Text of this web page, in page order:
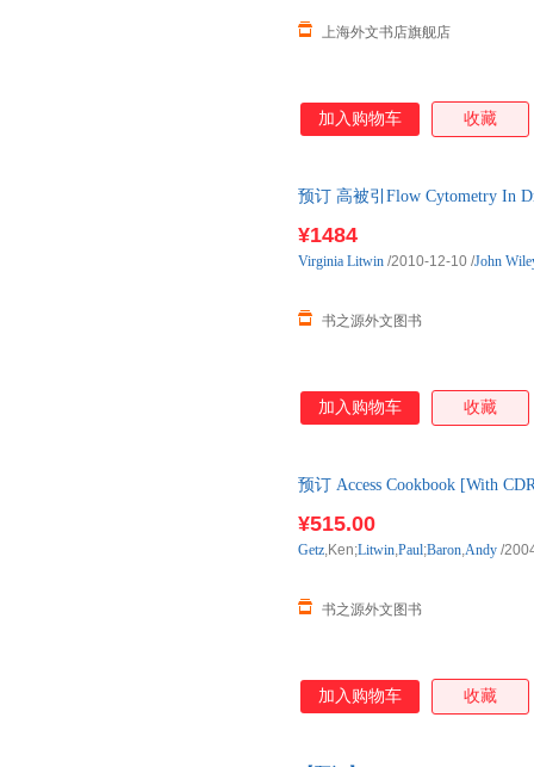
上海外文书店旗舰店
加入购物车 收藏
预订 高被引Flow Cytometry In
¥1484
书之源外文图书
Virginia Litwin /2010-12-10 /John
加入购物车 收藏
预订 Access Cookbook [With
¥515.00
书之源外文图书
Getz,Ken;Litwin,Paul;Baron,Andy /
加入购物车 收藏